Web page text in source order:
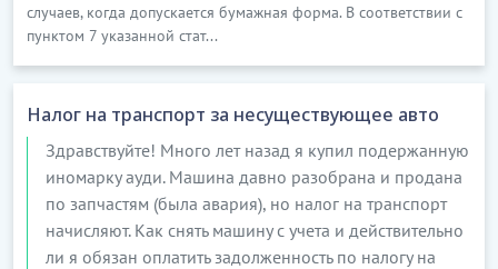
случаев, когда допускается бумажная форма. В соответствии с
пунктом 7 указанной стат...
Налог на транспорт за несуществующее авто
Здравствуйте! Много лет назад я купил подержанную
иномарку ауди. Машина давно разобрана и продана
по запчастям (была авария), но налог на транспорт
начисляют. Как снять машину с учета и действительно
ли я обязан оплатить задолженность по налогу на